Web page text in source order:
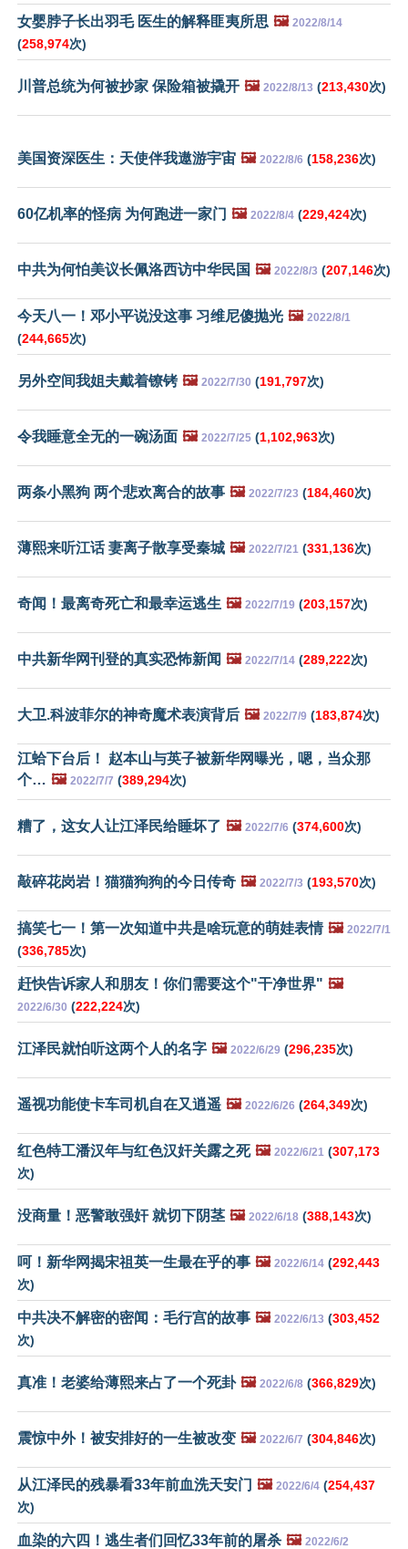
女婴脖子长出羽毛 医生的解释匪夷所思 🖼️ 2022/8/14
(258,974次)
川普总统为何被抄家 保险箱被撬开 🖼️ 2022/8/13 (213,430次)
美国资深医生：天使伴我遨游宇宙 🖼️ 2022/8/6 (158,236次)
60亿机率的怪病 为何跑进一家门 🖼️ 2022/8/4 (229,424次)
中共为何怕美议长佩洛西访中华民国 🖼️ 2022/8/3 (207,146次)
今天八一！邓小平说没这事 习维尼傻抛光 🖼️ 2022/8/1
(244,665次)
另外空间我姐夫戴着镣铐 🖼️ 2022/7/30 (191,797次)
令我睡意全无的一碗汤面 🖼️ 2022/7/25 (1,102,963次)
两条小黑狗 两个悲欢离合的故事 🖼️ 2022/7/23 (184,460次)
薄熙来听江话 妻离子散享受秦城 🖼️ 2022/7/21 (331,136次)
奇闻！最离奇死亡和最幸运逃生 🖼️ 2022/7/19 (203,157次)
中共新华网刊登的真实恐怖新闻 🖼️ 2022/7/14 (289,222次)
大卫.科波菲尔的神奇魔术表演背后 🖼️ 2022/7/9 (183,874次)
江蛤下台后！ 赵本山与英子被新华网曝光，嗯，当众那
个… 🖼️ 2022/7/7 (389,294次)
糟了，这女人让江泽民给睡坏了 🖼️ 2022/7/6 (374,600次)
敲碎花岗岩！猫猫狗狗的今日传奇 🖼️ 2022/7/3 (193,570次)
搞笑七一！第一次知道中共是啥玩意的萌娃表情 🖼️ 2022/7/1
(336,785次)
赶快告诉家人和朋友！你们需要这个"干净世界" 🖼️
2022/6/30 (222,224次)
江泽民就怕听这两个人的名字 🖼️ 2022/6/29 (296,235次)
遥视功能使卡车司机自在又逍遥 🖼️ 2022/6/26 (264,349次)
红色特工潘汉年与红色汉奸关露之死 🖼️ 2022/6/21 (307,173
次)
没商量！恶警敢强奸 就切下阴茎 🖼️ 2022/6/18 (388,143次)
呵！新华网揭宋祖英一生最在乎的事 🖼️ 2022/6/14 (292,443
次)
中共决不解密的密闻：毛行宫的故事 🖼️ 2022/6/13 (303,452
次)
真准！老婆给薄熙来占了一个死卦 🖼️ 2022/6/8 (366,829次)
震惊中外！被安排好的一生被改变 🖼️ 2022/6/7 (304,846次)
从江泽民的残暴看33年前血洗天安门 🖼️ 2022/6/4 (254,437
次)
血染的六四！逃生者们回忆33年前的屠杀 🖼️ 2022/6/2